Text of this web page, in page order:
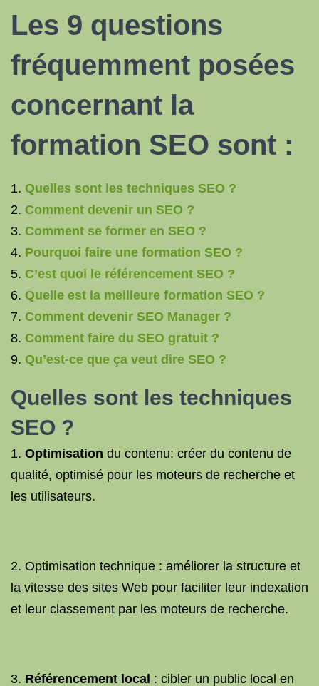
Les 9 questions
fréquemment posées
concernant la
formation SEO sont :
Quelles sont les techniques SEO ?
Comment devenir un SEO ?
Comment se former en SEO ?
Pourquoi faire une formation SEO ?
C’est quoi le référencement SEO ?
Quelle est la meilleure formation SEO ?
Comment devenir SEO Manager ?
Comment faire du SEO gratuit ?
Qu’est-ce que ça veut dire SEO ?
Quelles sont les techniques
SEO ?
1. Optimisation du contenu: créer du contenu de
qualité, optimisé pour les moteurs de recherche et
les utilisateurs.
2. Optimisation technique : améliorer la structure et
la vitesse des sites Web pour faciliter leur indexation
et leur classement par les moteurs de recherche.
3. Référencement local : cibler un public local en